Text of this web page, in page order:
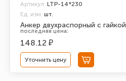
Анкер двухраспорный с
Артикул: LTP-14*230
Ед. изм. шт.
последняя цена:
148.12 ₽
Уточнить цену